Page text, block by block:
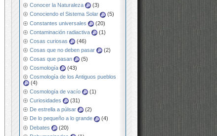
Conocer la Naturaleza
(3)
Conociendo el Sistema Solar
(5)
Constantes universales
(20)
Contaminación radiactiva
(1)
Cosas curiosas
(46)
Cosas que no deben pasar
(2)
Cosas que pasan
(5)
Cosmología
(43)
Cosmología de los Antiguos pueblos
(4)
Cosmología de vacío
(1)
Curiosidades
(31)
De estrella a púlsar
(2)
De lo pequeño a lo grande
(4)
Debates
(20)